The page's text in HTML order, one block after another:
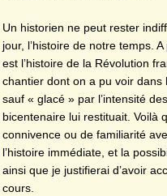
Un historien ne peut rester
jour, l’histoire de notre temps.
est l’histoire de la Révolution
chantier dont on a pu voir dans
sauf « glacé » par l’intensité
bicentenaire lui restituait. Voilà
connivence ou de familiarité
l’histoire immédiate, et la
ainsi que je justifierai d’avoir
cours.